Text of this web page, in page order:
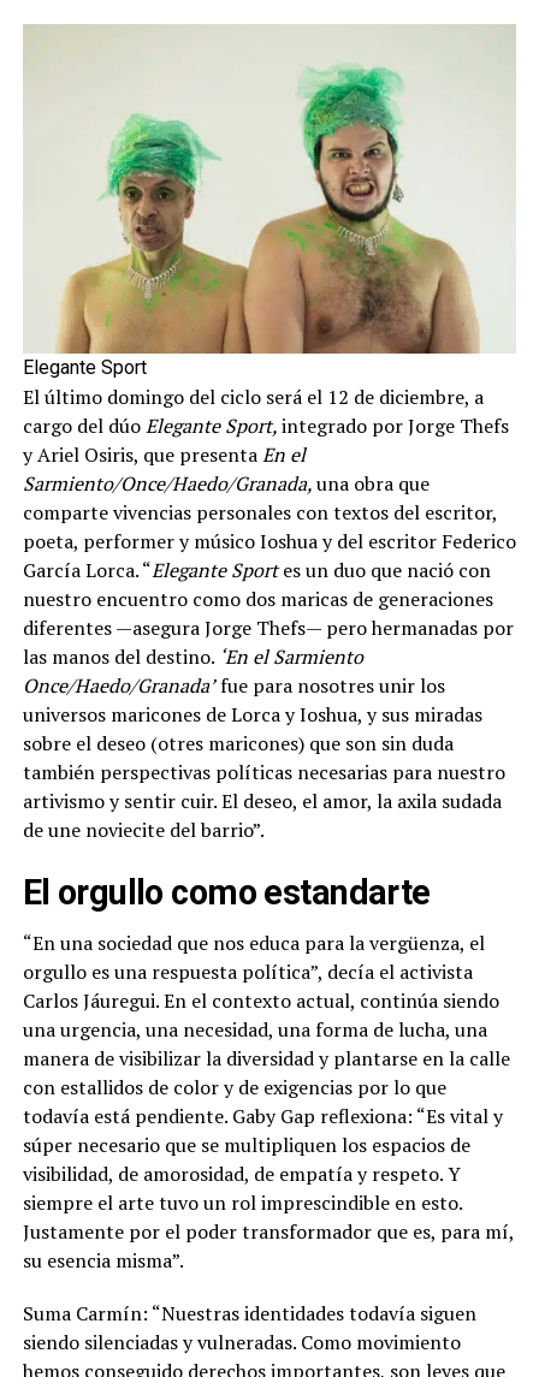
Elegante Sport
El último domingo del ciclo será el 12 de diciembre, a
cargo del dúoElegante Sport,integrado por Jorge Thefs
y Ariel Osiris, que presentaEn el
Sarmiento/Once/Haedo/Granada,una obra que
comparte vivencias personales con textos del escritor,
poeta, performer y músico Ioshua y del escritor Federico
García Lorca. “Elegante Sportes un duo que nació con
nuestro encuentro como dos maricas de generaciones
diferentes —asegura Jorge Thefs— pero hermanadas por
las manos del destino. ‘En el Sarmiento
Once/Haedo/Granada’fue para nosotres unir los
universos maricones de Lorca y Ioshua, y sus miradas
sobre el deseo (otres maricones) que son sin duda
también perspectivas políticas necesarias para nuestro
artivismo y sentir cuir. El deseo, el amor, la axila sudada
de une noviecite del barrio”.
El orgullo como estandarte
“En una sociedad que nos educa para la vergüenza, el
orgullo es una respuesta política”, decía el activista
Carlos Jáuregui. En el contexto actual, continúa siendo
una urgencia, una necesidad, una forma de lucha, una
manera de visibilizar la diversidad y plantarse en la calle
con estallidos de color y de exigencias por lo que
todavía está pendiente. Gaby Gap reflexiona: “Es vital y
súper necesario que se multipliquen los espacios de
visibilidad, de amorosidad, de empatía y respeto. Y
siempre el arte tuvo un rol imprescindible en esto.
Justamente por el poder transformador que es, para mí,
su esencia misma”.
Suma Carmín: “Nuestras identidades todavía siguen
siendo silenciadas y vulneradas. Como movimiento
hemos conseguido derechos importantes, son leyes que